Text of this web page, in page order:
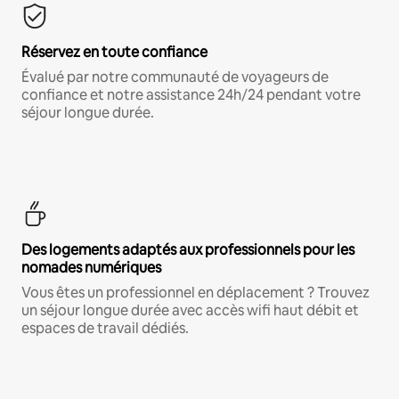
Réservez en toute confiance
Évalué par notre communauté de voyageurs de
confiance et notre assistance 24h/24 pendant votre
séjour longue durée.
Des logements adaptés aux professionnels pour les
nomades numériques
Vous êtes un professionnel en déplacement ? Trouvez
un séjour longue durée avec accès wifi haut débit et
espaces de travail dédiés.